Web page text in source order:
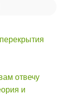
отвечу
и